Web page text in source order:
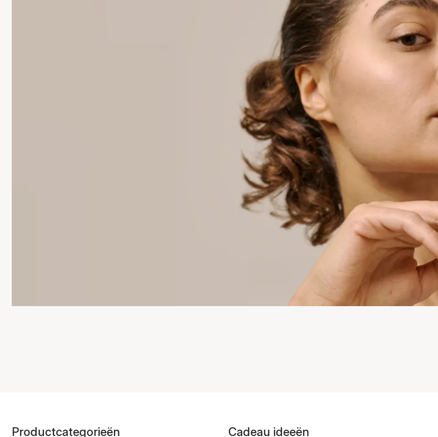
Productcategorieën Cadeau ideeën